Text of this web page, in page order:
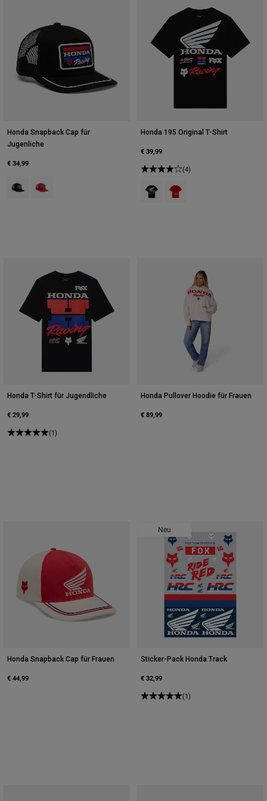
Honda Snapback Cap für
Jugenliche
€ 34,99
Product swatch type of Schwarz.
Product swatch type of Rot.
Honda 195 Original T-Shirt
€ 39,99
(4)
Product swatch type of Schwarz.
Product swatch type of Rot.
Honda T-Shirt für Jugendliche
€ 29,99
(1)
Honda Pullover Hoodie für Frauen
€ 89,99
Honda Snapback Cap für Frauen
€ 44,99
Neu
Sticker-Pack Honda Track
€ 32,99
(1)